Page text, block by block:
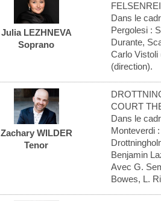
Julia LEZHNEVA
Soprano
Dans le
Pergolesi :
Durante,
Carlo Vistoli
(direction).
Zachary WILDER
Tenor
COURT
Dans le
Monteverdi
Benjamin
Avec G.
Bowes, L.